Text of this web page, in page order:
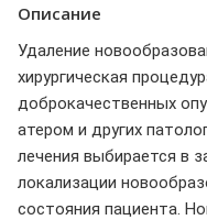
Описание
Удаление
хирургическая
доброкачественных
атером и других
лечения выбирается в
локализации
состояния пациента.